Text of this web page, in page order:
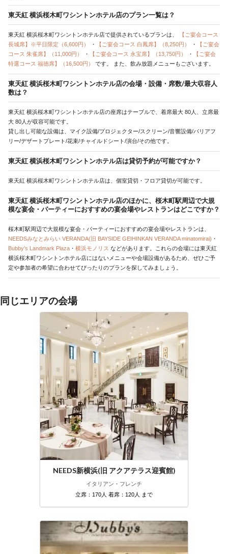
東天紅 横浜桜木町ワシントンホテル店のプラン一覧は？
東天紅 横浜桜木町ワシントンホテル店で提供されているプランは、
【ご宴会コース
長城席】※平日限定（6,600円）
・ 【ご宴会コース 白鳳席】（8,250円） ・
【ご宴会
コース 朱雀席】（11,000円）
・ 【ご宴会コース 永宝席】（13,750円） ・
【ご宴会
特選コース 福徳席】（16,500円） です。 また、飲み放題メニューもございます。
東天紅 横浜桜木町ワシントンホテル店の会場・設備・席数/最大収容人
数は？
東天紅 横浜桜木町ワシントンホテル店の座席はテーブルで、着席最大 80人、立席最
大 80人が収容可能です。
貸し出し可能な設備は、マイク設備/プロジェクター/スクリーン/音響設備/バリアフ
リー/デザートプレート/花束/チャイルドシート/演台/その他です。
東天紅 横浜桜木町ワシントンホテル店は貸切予約が可能ですか？
東天紅 横浜桜木町ワシントンホテル店は、個室貸切・フロア貸切が可能です。
東天紅 横浜桜木町ワシントンホテル店のほかに、桜木町駅周辺で大規
模な宴会・パーティーにおすすめの宴会場やレストランはどこですか？
桜木町駅周辺で大規模な宴会・パーティーにおすすめの宴会場やレストランは、
NEEDSみなとみらい VERANDA(旧 BAYSIDE GEIHINKAN VERANDA minatomirai) ・
Bubby’s Landmark Plaza ・ 横浜モノリス などがあります。これらの会場には東天紅
横浜桜木町ワシントンホテル店にはないメニューや会場設備があるため、ぜひご予
定や参加者の希望に合わせてぴったりのプランを探してみましょう。
同じエリアの会場
NEEDS新横浜(旧 アクアテラス迎賓館)
イタリアン・フレンチ
立席：170人 着席：120人 まで